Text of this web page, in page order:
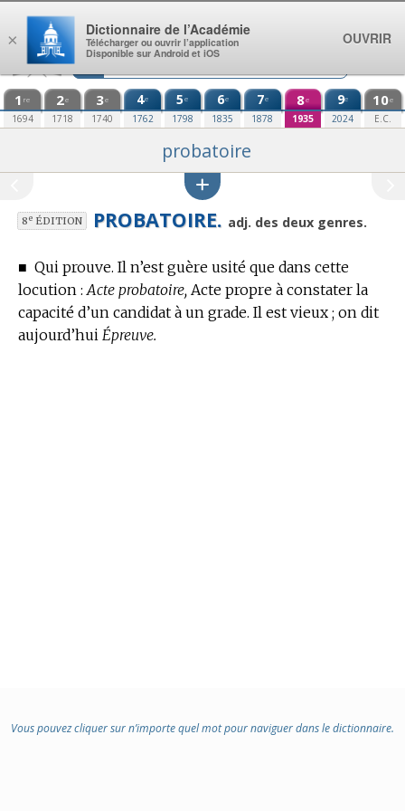
Aller au contenu
1 re
1694
2e
1718
3e
1740
4e
1762
5e
1798
6e
1835
7e
1878
8e
1935
9e
2024
10e
E.C.
probatoire
8eÉDITION PROBATOIRE. adj. des deux genres.
■ Qui prouve. Il n’est guère usité que dans cette
locution :Acte probatoire, Acte propre à constater la
capacité d’un candidat à un grade. Il est vieux ; on dit
aujourd’hui Épreuve.
Vous pouvez cliquer sur n’importe quel mot pour naviguer dans le dictionnaire.
×
Dictionnaire de l’Académie
Télécharger ou ouvrir l’application
Disponible sur Android et iOS
OUVRIR